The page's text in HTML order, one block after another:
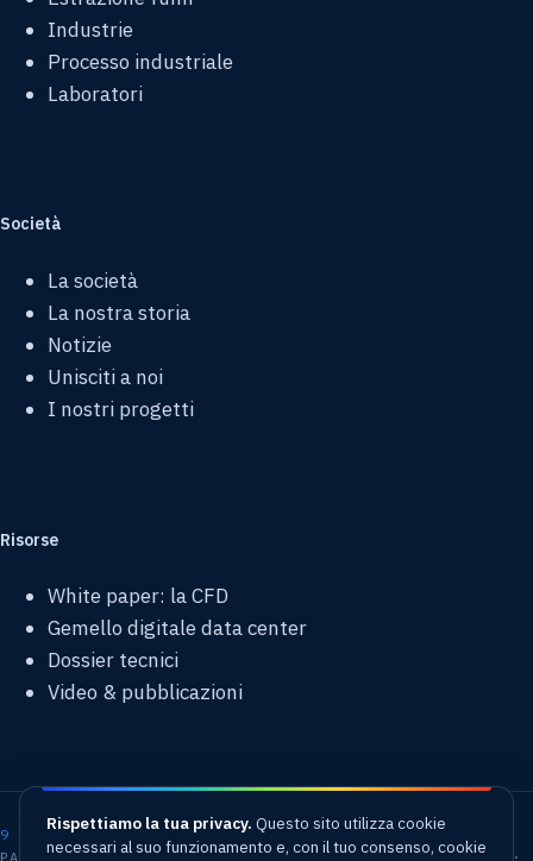
Industrie
Processo industriale
Laboratori
Società
La società
La nostra storia
Notizie
Unisciti a noi
I nostri progetti
Risorse
White paper: la CFD
Gemello digitale data center
Dossier tecnici
Video & pubblicazioni
9 sedi
PARIGI · LONDRA · MILANO · MUNICH · MADRID · VARSAVIA ·
Rispettiamo la tua privacy. Questo sito utilizza cookie
necessari al suo funzionamento e, con il tuo consenso, cookie